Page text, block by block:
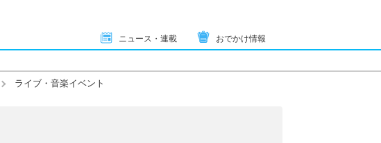
ニュース・連載 おでかけ情報
ライブ・音楽イベント